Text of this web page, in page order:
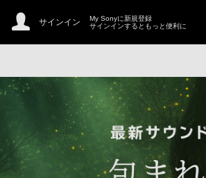
サインイン
My Sonyに新規登録
サインインするともっと便利に